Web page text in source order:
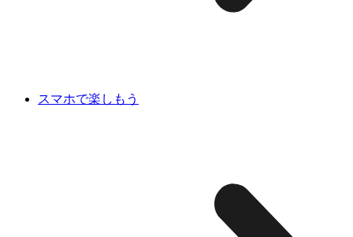
スマホで楽しもう